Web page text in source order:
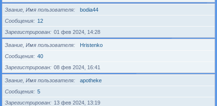
Звание, Имя пользователя
bodia44
Сообщения
12
Зарегистрирован
01 фев 2024, 14:28
Звание, Имя пользователя
Hristenko
Сообщения
40
Зарегистрирован
08 фев 2024, 16:41
Звание, Имя пользователя
apotheke
Сообщения
5
Зарегистрирован
13 фев 2024, 13:19